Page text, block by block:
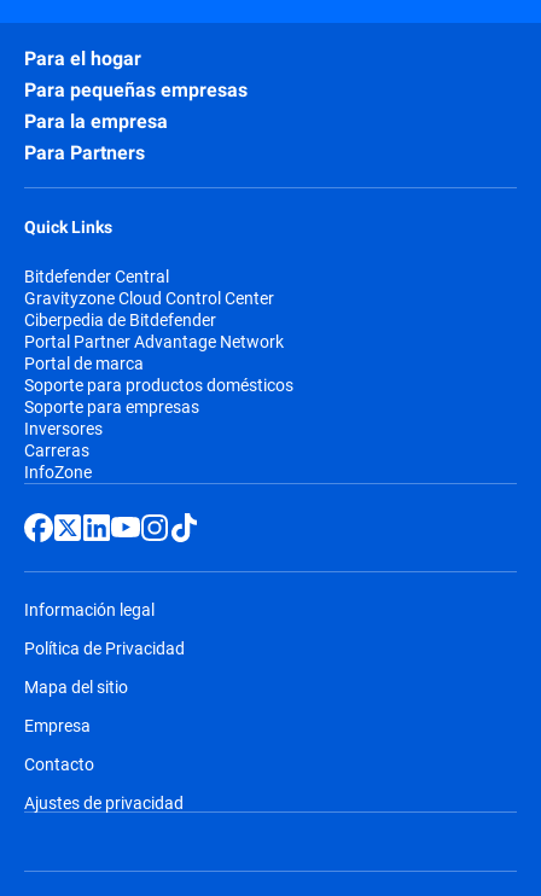
Para el hogar
Para pequeñas empresas
Para la empresa
Para Partners
Quick Links
Bitdefender Central
Gravityzone Cloud Control Center
Ciberpedia de Bitdefender
Portal Partner Advantage Network
Portal de marca
Soporte para productos domésticos
Soporte para empresas
Inversores
Carreras
InfoZone
Información legal
Política de Privacidad
Mapa del sitio
Empresa
Contacto
Ajustes de privacidad